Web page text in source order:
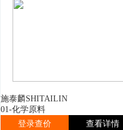
施泰麟SHITAILIN
01-化学原料
登录查价
查看详情